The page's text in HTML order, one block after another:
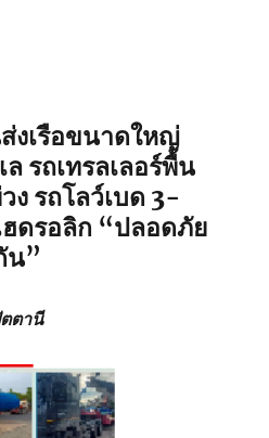
งเรือขนาดใหญ่
ล รถเทรลเลอร์พื้น
ง รถโลว์เบด 3-
ดรอลิก “ปลอดภัย
น”
ตานี